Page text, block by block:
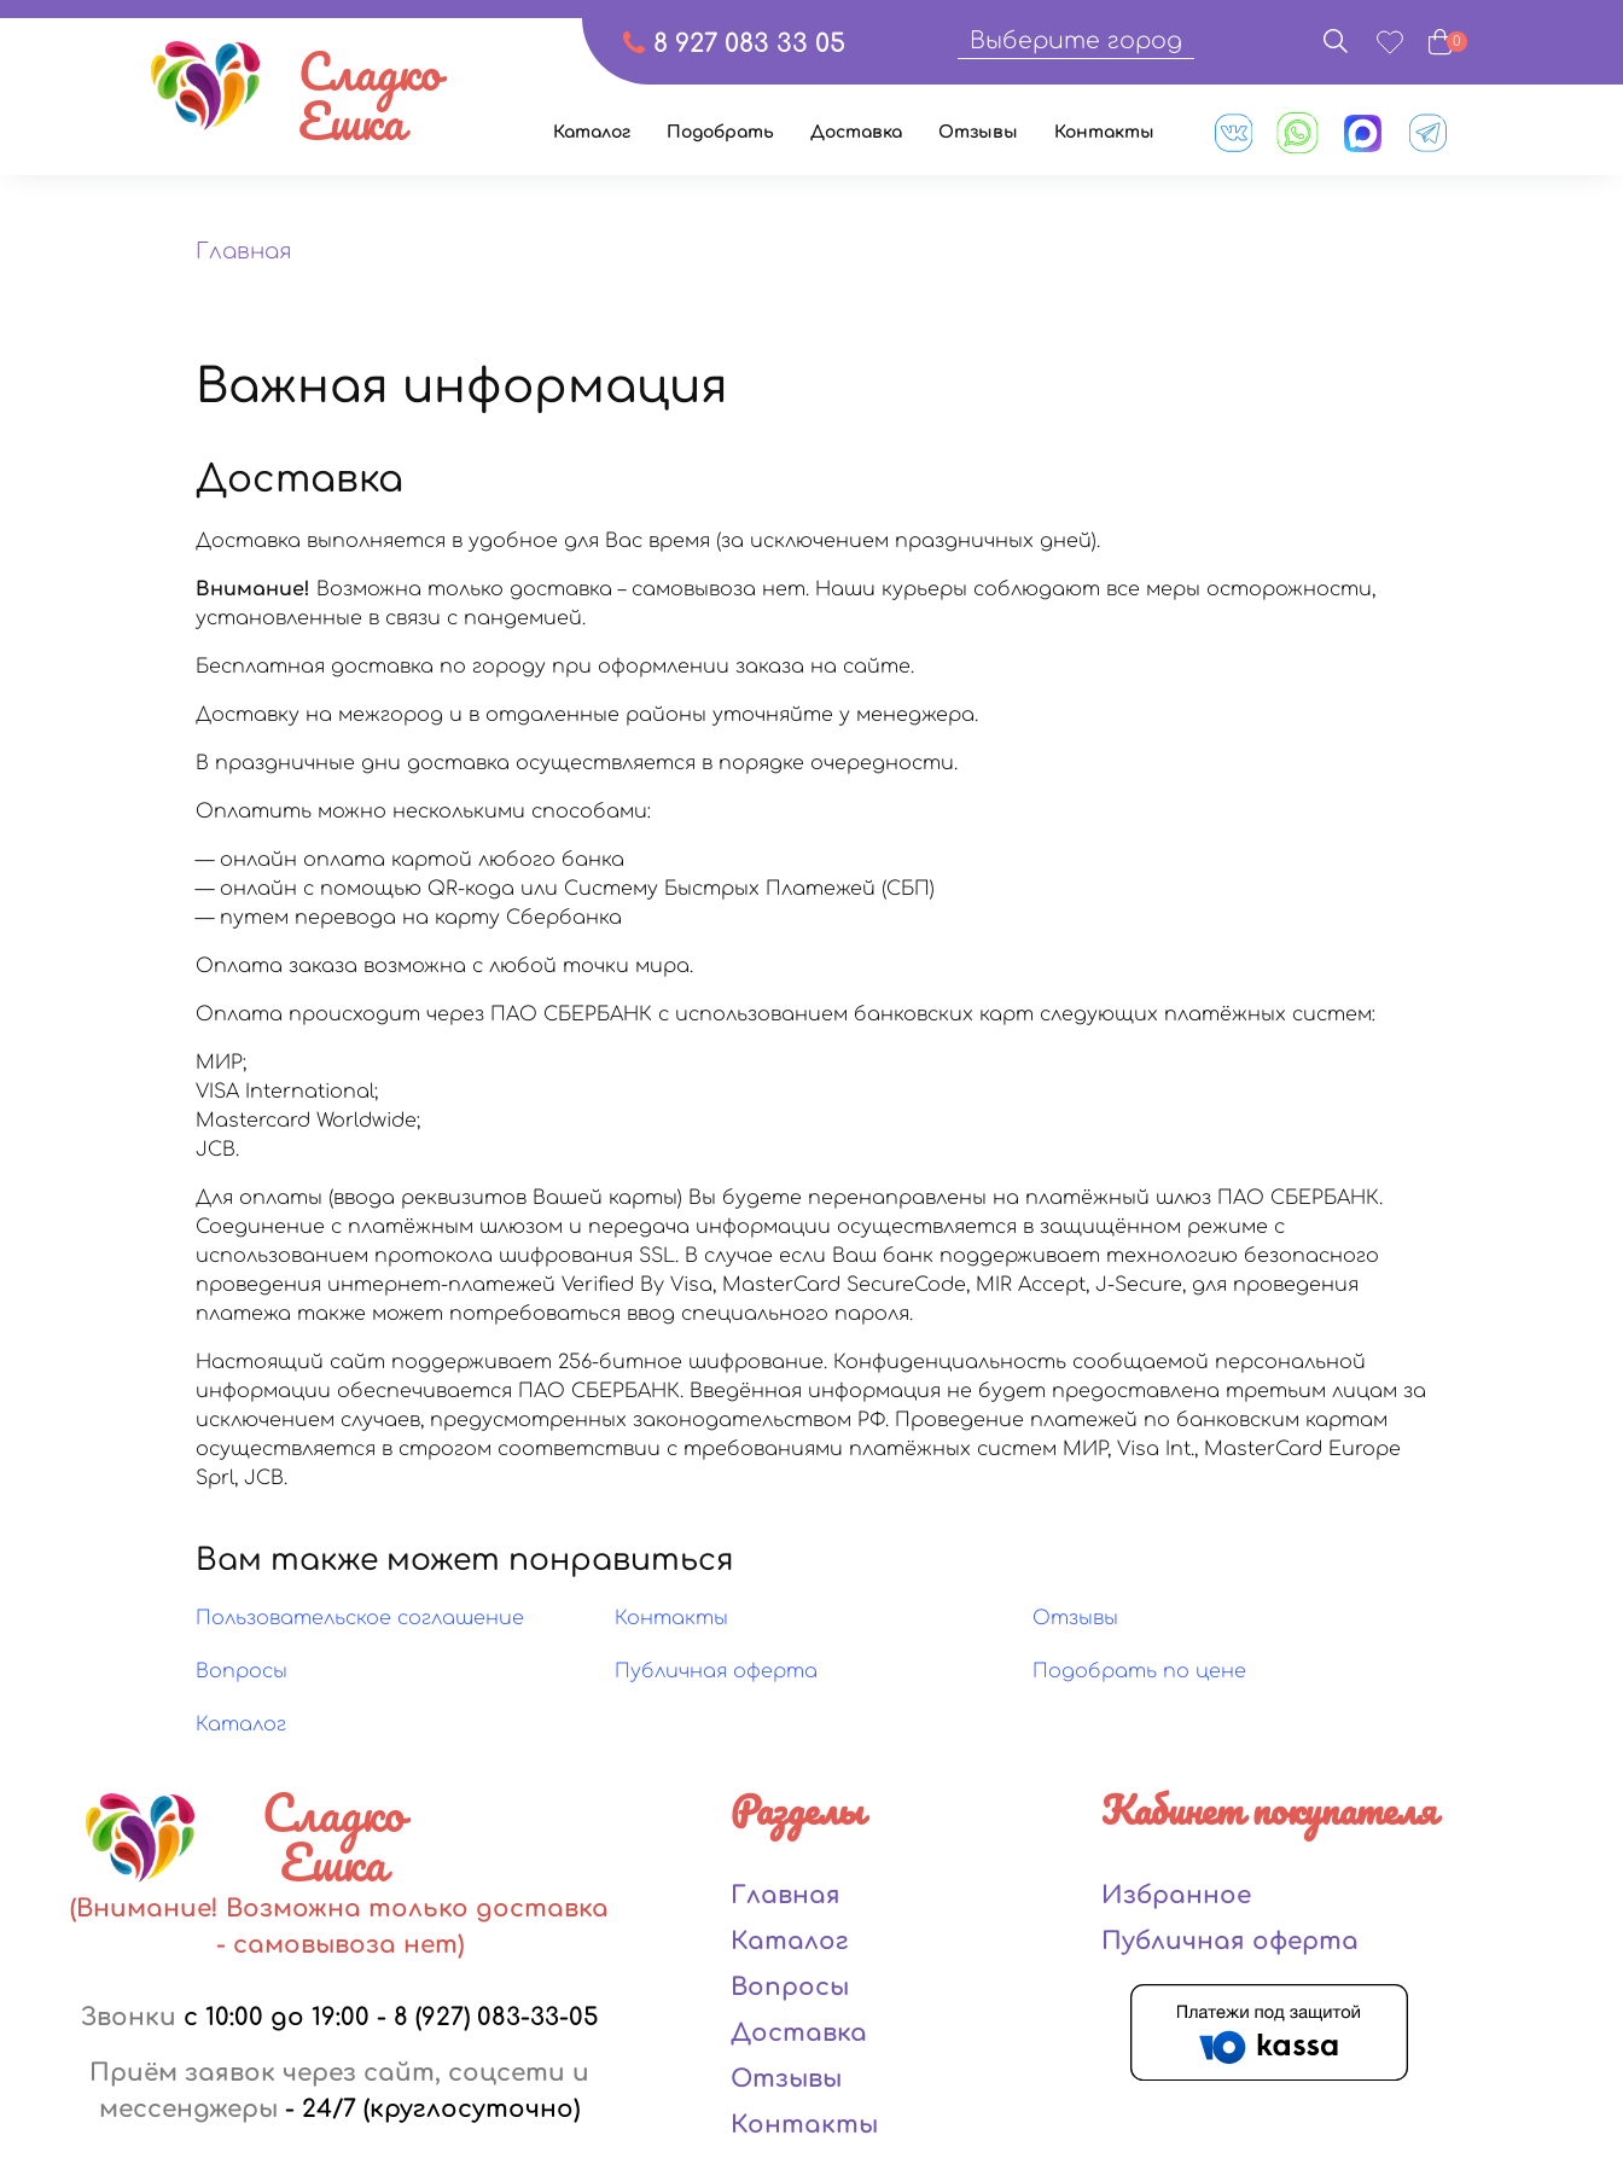
8 927 083 33 05 Выберите город 0
Сладко
Ешка Каталог Подобрать Доставка Отзывы Контакты
Главная
Важная информация
Доставка
Доставка выполняется в удобное для Вас время (за исключением праздничных дней).
Внимание! Возможна только доставка – самовывоза нет. Наши курьеры соблюдают все меры осторожности,
установленные в связи с пандемией.
Бесплатная доставка по городу при оформлении заказа на сайте.
Доставку на межгород и в отдаленные районы уточняйте у менеджера.
В праздничные дни доставка осуществляется в порядке очередности.
Оплатить можно несколькими способами:
— онлайн оплата картой любого банка
— онлайн с помощью QR-кода или Систему Быстрых Платежей (СБП)
— путем перевода на карту Сбербанка
Оплата заказа возможна с любой точки мира.
Оплата происходит через ПАО СБЕРБАНК с использованием банковских карт следующих платёжных систем:
МИР;
VISA International;
Mastercard Worldwide;
JCB.
Для оплаты (ввода реквизитов Вашей карты) Вы будете перенаправлены на платёжный шлюз ПАО СБЕРБАНК.
Соединение с платёжным шлюзом и передача информации осуществляется в защищённом режиме с
использованием протокола шифрования SSL. В случае если Ваш банк поддерживает технологию безопасного
проведения интернет-платежей Verified By Visa, MasterCard SecureCode, MIR Accept, J-Secure, для проведения
платежа также может потребоваться ввод специального пароля.
Настоящий сайт поддерживает 256-битное шифрование. Конфиденциальность сообщаемой персональной
информации обеспечивается ПАО СБЕРБАНК. Введённая информация не будет предоставлена третьим лицам за
исключением случаев, предусмотренных законодательством РФ. Проведение платежей по банковским картам
осуществляется в строгом соответствии с требованиями платёжных систем МИР, Visa Int., MasterCard Europe
Sprl, JCB.
Вам также может понравиться
Пользовательское соглашение Контакты Отзывы
Вопросы Публичная оферта Подобрать по цене
Каталог
Сладко
Ешка
(Внимание! Возможна только доставка
- самовывоза нет)
Звонки с 10:00 до 19:00 - 8 (927) 083-33-05
Приём заявок через сайт, соцсети и
мессенджеры - 24/7 (круглосуточно)
Разделы
Главная
Каталог
Вопросы
Доставка
Отзывы
Контакты
Кабинет покупателя
Избранное
Публичная оферта